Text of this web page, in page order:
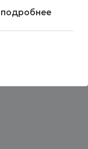
диагональю 23, 27
подробнее